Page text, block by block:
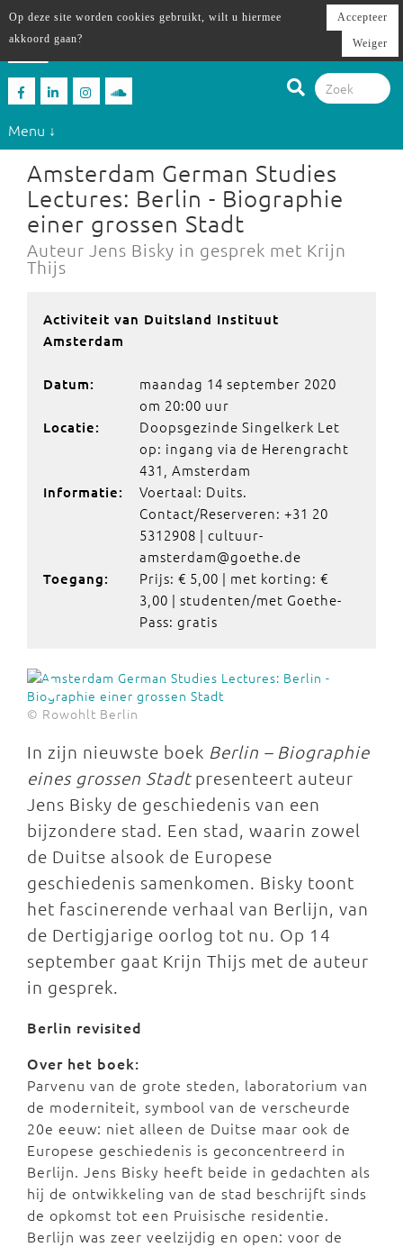
Menu ↓
Amsterdam German Studies
Lectures: Berlin - Biographie
einer grossen Stadt
Auteur Jens Bisky in gesprek met Krijn
Thijs
Activiteit van Duitsland Instituut
Amsterdam
Datum:
maandag 14 september 2020
om 20:00 uur
Locatie:
Doopsgezinde Singelkerk Let
op: ingang via de Herengracht
431, Amsterdam
Informatie:
Voertaal: Duits.
Contact/Reserveren: +31 20
5312908 | cultuur-
amsterdam@goethe.de
Toegang:
Prijs: € 5,00 | met korting: €
3,00 | studenten/met Goethe-
Pass: gratis
© Rowohlt Berlin
In zijn nieuwste boek Berlin – Biographie
eines grossen Stadtpresenteert auteur
Jens Bisky de geschiedenis van een
bijzondere stad. Een stad, waarin zowel
de Duitse alsook de Europese
geschiedenis samenkomen. Bisky toont
het fascinerende verhaal van Berlijn, van
de Dertigjarige oorlog tot nu. Op 14
september gaat Krijn Thijs met de auteur
in gesprek.
Berlin revisited
Over het boek:
Parvenu van de grote steden, laboratorium van
de moderniteit, symbool van de verscheurde
20e eeuw: niet alleen de Duitse maar ook de
Europese geschiedenis is geconcentreerd in
Berlijn. Jens Bisky heeft beide in gedachten als
hij de ontwikkeling van de stad beschrijft sinds
de opkomst tot een Pruisische residentie.
Berlijn was zeer veelzijdig en open: voor de
Op deze site worden cookies gebruikt, wilt u hiermee
akkoord gaan?
Accepteer
Weiger